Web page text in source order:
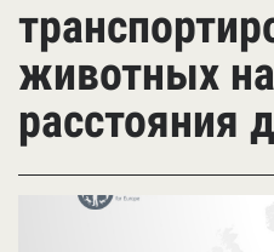
животных
расстояния